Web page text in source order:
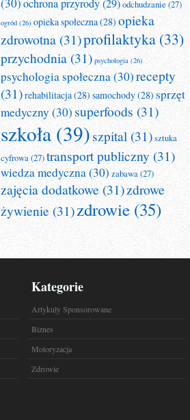
ochrona przyrody(29)odchudzanie(27)
ogród (26) opieka społeczna(28) opieka
zdrowotna (31)profilaktyka (33)
przychodnia (31) psychologia (26)
psychologia społeczna(30)recepty
(31)rehabilitacja(28) samochody(28) sprzęt
medyczny(30) superfoods (31)
szkoła (39)szpital (31)sztuka
cyfrowa(27)transport publiczny (31)
wiedza medyczna(30) zabawa(27)
zajęcia dodatkowe (31)zdrowe
żywienie (31)zdrowie (35)
Kategorie
Artykuły Sponsorowane
Biznes
Motoryzacja
Zdrowie